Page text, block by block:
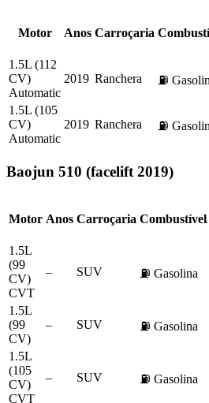
Motor Anos Carroçaria
1.5L (112
CV)
Automatic
2019 Ranchera ⛽
1.5L (105
CV)
Automatic
2019 Ranchera ⛽
Baojun 510 (facelift 2019)
Motor Anos Carroçaria Combustível
1.5L
(99
CV)
CVT
– SUV ⛽ Gasolina
1.5L
(99
CV)
– SUV ⛽ Gasolina
1.5L
(105
CV)
CVT
– SUV ⛽ Gasolina